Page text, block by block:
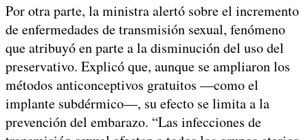
Por otra parte, la ministra alertó sobre el incremento
de enfermedades de transmisión sexual, fenómeno
que atribuyó en parte a la disminución del uso del
preservativo. Explicó que, aunque se ampliaron los
métodos anticonceptivos gratuitos —como el
implante subdérmico—, su efecto se limita a la
prevención del embarazo. “Las infecciones de